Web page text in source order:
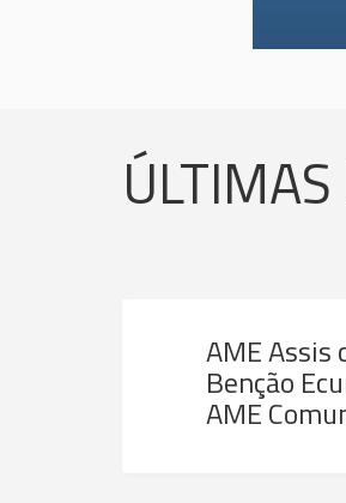
ÚLTIMAS
AME Assis
Benção
AME